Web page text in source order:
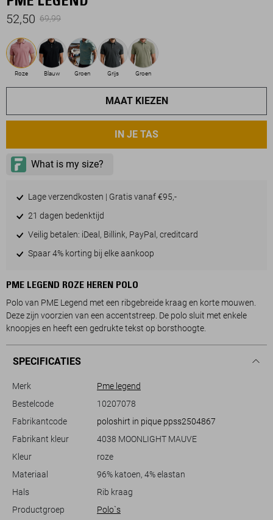
52,50 69,99
Roze Blauw Groen Grijs Groen
MAAT KIEZEN
IN JE TAS
Lage verzendkosten | Gratis vanaf €95,-
21 dagen bedenktijd
Veilig betalen: iDeal, Billink, PayPal, creditcard
Spaar 4% korting bij elke aankoop
PME LEGEND ROZE HEREN POLO
Polo van PME Legend met een ribgebreide kraag en korte mouwen.
Deze zijn voorzien van een accentstreep. De polo sluit met enkele
knoopjes en heeft een gedrukte tekst op borsthoogte.
SPECIFICATIES
Merk
Pme legend
Bestelcode
10207078
Fabrikantcode
poloshirt in pique ppss2504867
Fabrikant kleur
4038 MOONLIGHT MAUVE
Kleur
roze
Materiaal
96% katoen, 4% elastan
Hals
Rib kraag
Productgroep
Polo`s